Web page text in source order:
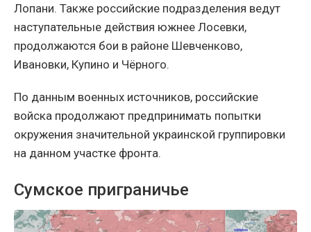
Лопани. Также российские подразделения ведут
наступательные действия южнее Лосевки,
продолжаются бои в районе Шевченково,
Ивановки, Купино и Чёрного.
По данным военных источников, российские
войска продолжают предпринимать попытки
окружения значительной украинской группировки
на данном участке фронта.
Сумское приграничье